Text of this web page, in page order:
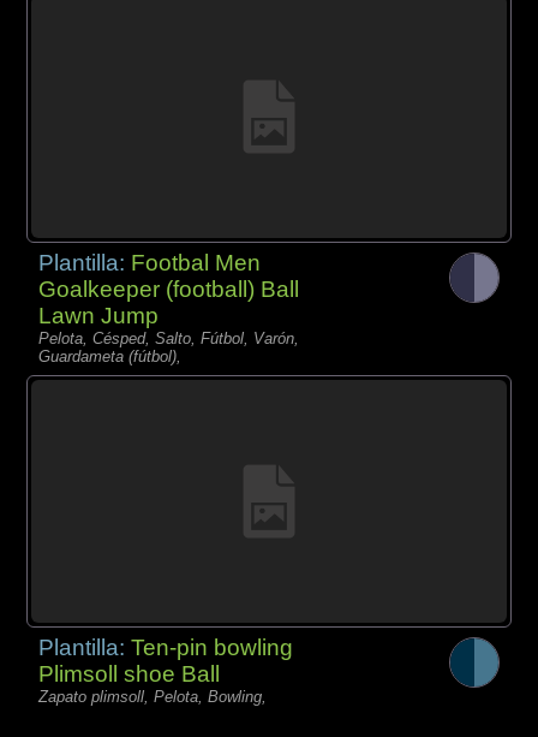
Plantilla: Footbal Men
Goalkeeper (football) Ball
Lawn Jump
Pelota, Césped, Salto, Fútbol, Varón,
Guardameta (fútbol),
Plantilla:Ten-pin bowling
Plimsoll shoe Ball
Zapato plimsoll, Pelota, Bowling,